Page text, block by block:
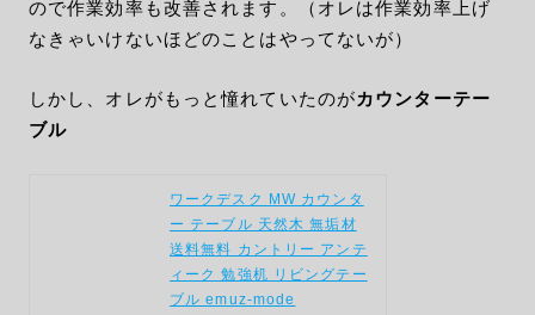
ので作業効率も改善されます。（オレは作業効率上げ
なきゃいけないほどのことはやってないが）
しかし、オレがもっと憧れていたのがカウンターテー
ブル
ワークデスク MW カウンタ
ー テーブル 天然木 無垢材
送料無料 カントリー アンテ
ィーク 勉強机 リビングテー
ブル emuz-mode